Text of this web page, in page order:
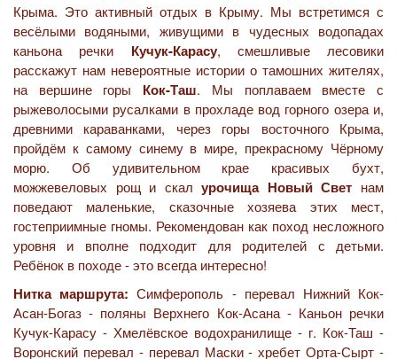
Крыма. Это активный отдых в Крыму. Мы встретимся с
весёлыми водяными, живущими в чудесных водопадах
каньона речки Кучук-Карасу, смешливые лесовики
расскажут нам невероятные истории о тамошних жителях,
на вершине горы Кок-Таш. Мы поплаваем вместе с
рыжеволосыми русалками в прохладе вод горного озера и,
древними караванками, через горы восточного Крыма,
пройдём к самому синему в мире, прекрасному Чёрному
морю. Об удивительном крае красивых бухт,
можжевеловых рощ и скалурочища Новый Свет нам
поведают маленькие, сказочные хозяева этих мест,
гостеприимные гномы. Рекомендован как поход несложного
уровня и вполне подходит для родителей с детьми.
Ребёнок в походе - это всегда интересно!
Нитка маршрута: Симферополь - перевал Нижний Кок-
Асан-Богаз - поляны Верхнего Кок-Асана - Каньон речки
Кучук-Карасу - Хмелёвское водохранилище - г. Кок-Таш -
Воронский перевал - перевал Маски - хребет Орта-Сырт -